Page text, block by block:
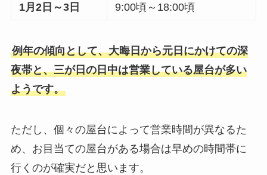
1月2日～3日 9:00頃～18:00頃
例年の傾向として、大晦日から元日にかけての深
夜帯と、三が日の日中は営業している屋台が多い
ようです。
ただし、個々の屋台によって営業時間が異なるた
め、お目当ての屋台がある場合は早めの時間帯に
行くのが確実だと思います。